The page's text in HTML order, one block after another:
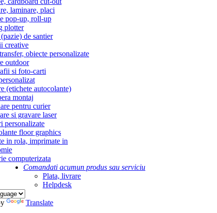
laminare, placi
pop-up, roll-up
plotter
de santier
creative
obiecte personalizate
outdoor
si foto-carti
(etichete autocolante)
montaj
pentru curier
si gravare laser
personalizate
floor graphics
in rola, imprimate in
computerizata
Comandati acumun produs sau serviciu
Plata, livrare
Helpdesk
Translate